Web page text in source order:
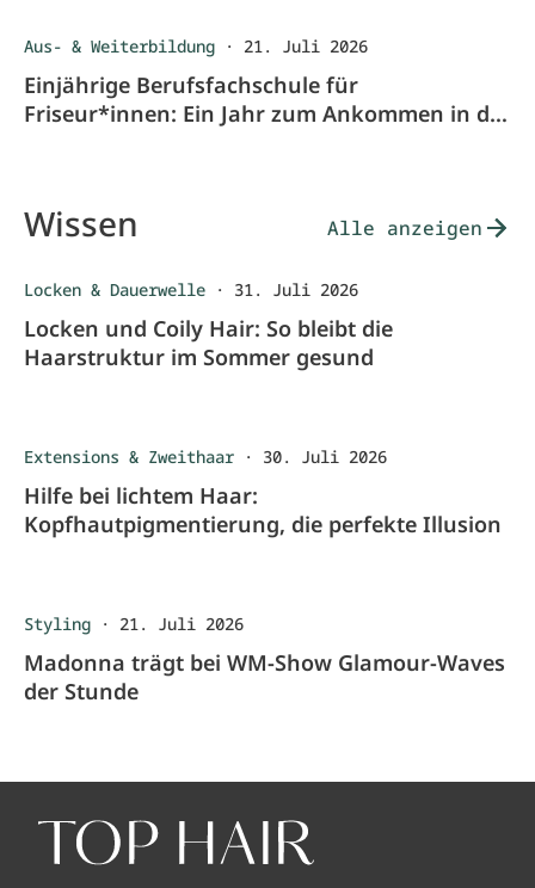
Aus- & Weiterbildung · 21. Juli 2026
Einjährige Berufsfachschule für
Friseur*innen: Ein Jahr zum Ankommen in der
Wissen Alle anzeigen
Locken & Dauerwelle · 31. Juli 2026
Locken und Coily Hair: So bleibt die
Haarstruktur im Sommer gesund
Extensions & Zweithaar · 30. Juli 2026
Hilfe bei lichtem Haar:
Kopfhautpigmentierung, die perfekte Illusion
Styling · 21. Juli 2026
Madonna trägt bei WM-Show Glamour-Waves
der Stunde